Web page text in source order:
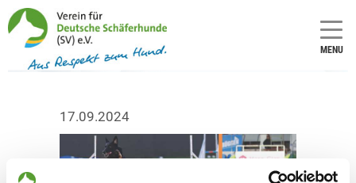
MENU
17.09.2024